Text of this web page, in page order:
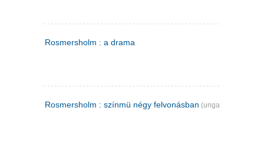
Rosmersholm : a drama
Rosmersholm : színmü négy felvonásban (ungarsk)